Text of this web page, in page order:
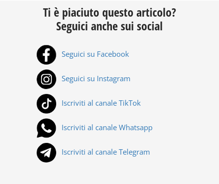
Ti è piaciuto questo articolo?
Seguici anche sui social
Seguici su Facebook
Seguici su Instagram
Iscriviti al canale TikTok
Iscriviti al canale Whatsapp
Iscriviti al canale Telegram